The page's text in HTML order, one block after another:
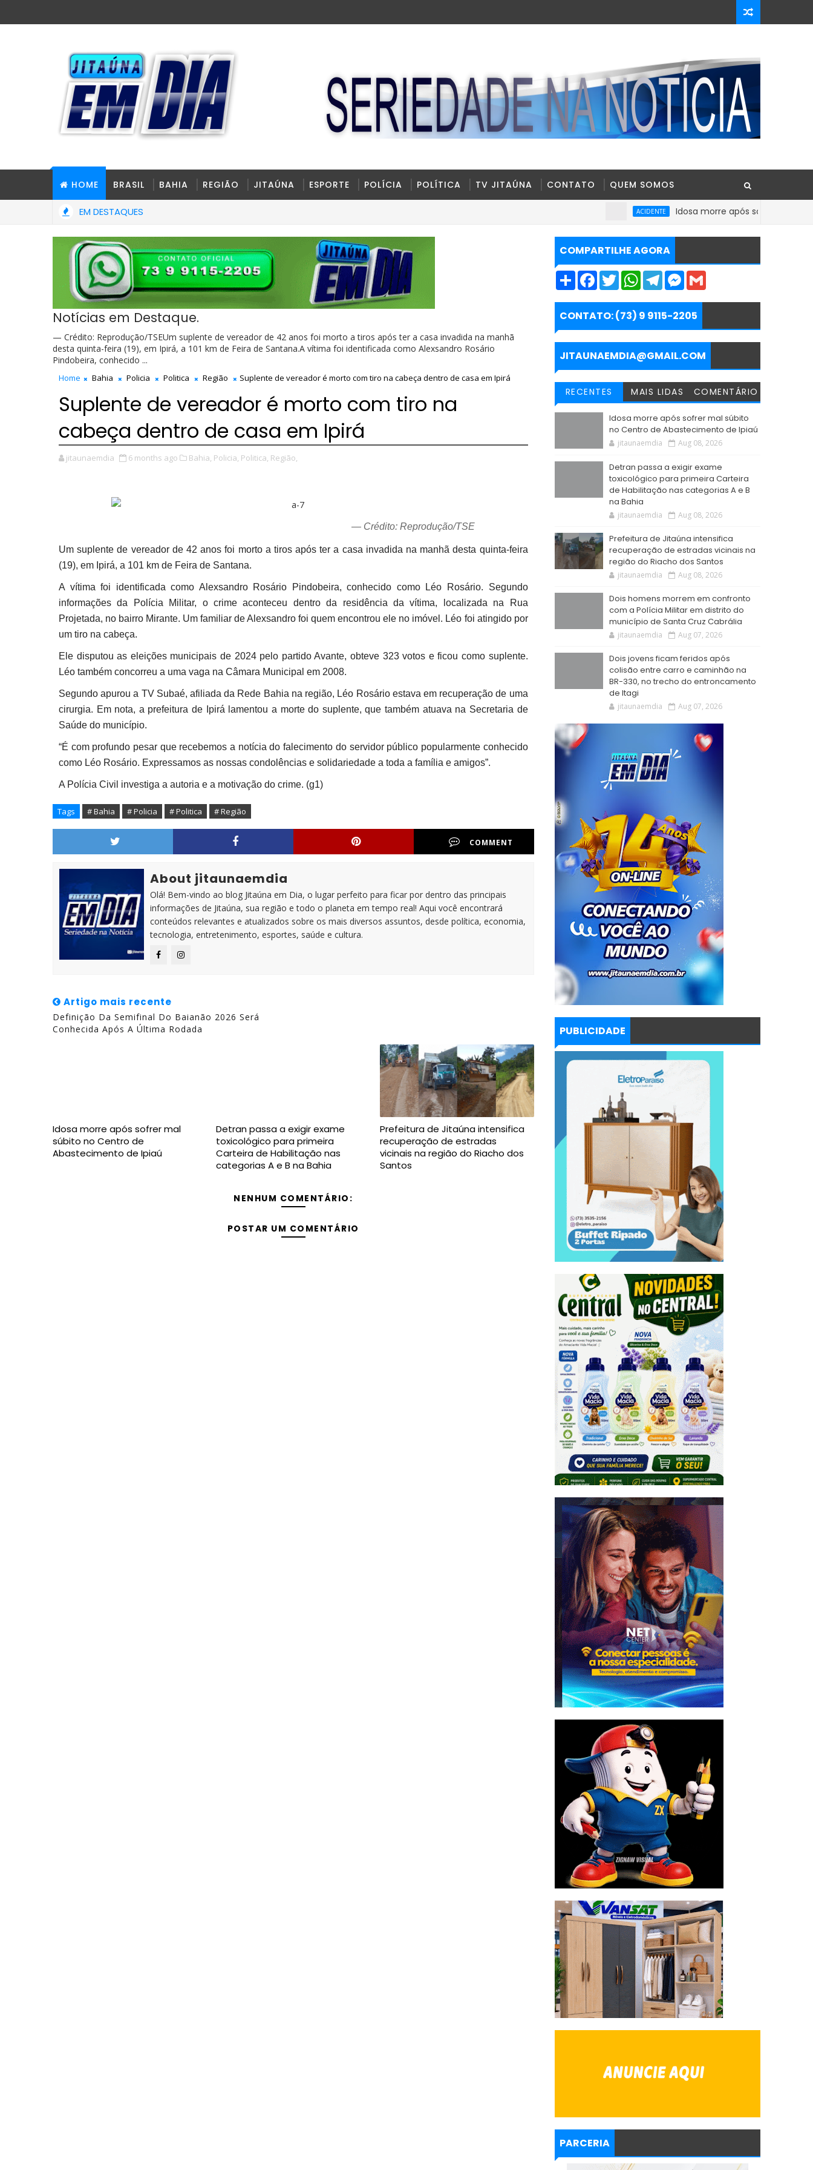
HOME BRASIL BAHIA REGIÃO JITAÚNA ESPORTE POLÍCIA POLÍTICA TV JITAÚNA CONTATO QUEM SOMOS
EM DESTAQUES Idosa morre após sofrer mal súbito no
Notícias em Destaque.
— Crédito: Reprodução/TSEUm suplente de vereador de 42 anos foi morto a tiros após ter a casa invadida na manhã
desta quinta-feira (19), em Ipirá, a 101 km de Feira de Santana.A vítima foi identificada como Alexsandro Rosário
Pindobeira, conhecido ...
Home Bahia Policia Politica Região Suplente de vereador é morto com tiro na cabeça dentro de casa em Ipirá
Suplente de vereador é morto com tiro na
cabeça dentro de casa em Ipirá
jitaunaemdia 6 months ago Bahia, Policia, Politica, Região,
— Crédito: Reprodução/TSE
Um suplente de vereador de 42 anos foi morto a tiros após ter a casa invadida na manhã desta quinta-feira
(19), em Ipirá, a 101 km de Feira de Santana.
A vítima foi identificada como Alexsandro Rosário Pindobeira, conhecido como Léo Rosário. Segundo
informações da Polícia Militar, o crime aconteceu dentro da residência da vítima, localizada na Rua
Projetada, no bairro Mirante. Um familiar de Alexsandro foi quem encontrou ele no imóvel. Léo foi atingido por
um tiro na cabeça.
Ele disputou as eleições municipais de 2024 pelo partido Avante, obteve 323 votos e ficou como suplente.
Léo também concorreu a uma vaga na Câmara Municipal em 2008.
Segundo apurou a TV Subaé, afiliada da Rede Bahia na região, Léo Rosário estava em recuperação de uma
cirurgia. Em nota, a prefeitura de Ipirá lamentou a morte do suplente, que também atuava na Secretaria de
Saúde do município.
“É com profundo pesar que recebemos a notícia do falecimento do servidor público popularmente conhecido
como Léo Rosário. Expressamos as nossas condolências e solidariedade a toda a família e amigos”.
A Polícia Civil investiga a autoria e a motivação do crime. (g1)
Tags # Bahia # Policia # Politica # Região
COMMENT
About jitaunaemdia
Olá! Bem-vindo ao blog Jitaúna em Dia, o lugar perfeito para ficar por dentro das principais
informações de Jitaúna, sua região e todo o planeta em tempo real! Aqui você encontrará
conteúdos relevantes e atualizados sobre os mais diversos assuntos, desde política, economia,
tecnologia, entretenimento, esportes, saúde e cultura.
Artigo mais recente
Definição Da Semifinal Do Baianão 2026 Será
Conhecida Após A Última Rodada
Idosa morre após sofrer mal
súbito no Centro de
Abastecimento de Ipiaú
Detran passa a exigir exame
toxicológico para primeira
Carteira de Habilitação nas
categorias A e B na Bahia
Prefeitura de Jitaúna intensifica
recuperação de estradas
vicinais na região do Riacho dos
Santos
NENHUM COMENTÁRIO:
POSTAR UM COMENTÁRIO
COMPARTILHE AGORA
S
r
e
F
e
b
o
k
T
w
t
t
e
r
W
t
s
p
p
T
e
g
a
m
M
s
e
g
e
r
i
CONTATO: (73) 9 9115-2205
JITAUNAEMDIA@GMAIL.COM
RECENTES MAIS LIDAS COMENTÁRIO
Idosa morre após sofrer mal súbito
no Centro de Abastecimento de Ipiaú
jitaunaemdia Aug 08, 2026
Detran passa a exigir exame
toxicológico para primeira Carteira
de Habilitação nas categorias A e B
na Bahia
jitaunaemdia Aug 08, 2026
Prefeitura de Jitaúna intensifica
recuperação de estradas vicinais na
região do Riacho dos Santos
jitaunaemdia Aug 08, 2026
Dois homens morrem em confronto
com a Polícia Militar em distrito do
município de Santa Cruz Cabrália
jitaunaemdia Aug 07, 2026
Dois jovens ficam feridos após
colisão entre carro e caminhão na
BR-330, no trecho do entroncamento
de Itagi
jitaunaemdia Aug 07, 2026
PUBLICIDADE
PARCERIA